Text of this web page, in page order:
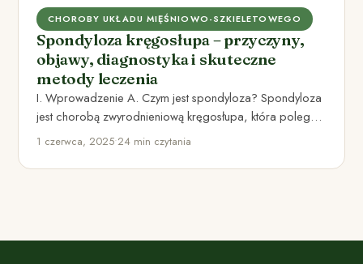
CHOROBY UKŁADU MIĘŚNIOWO-SZKIELETOWEGO
Spondyloza kręgosłupa – przyczyny,
objawy, diagnostyka i skuteczne
metody leczenia
I. Wprowadzenie A. Czym jest spondyloza? Spondyloza
jest chorobą zwyrodnieniową kręgosłupa, która polega
na stopniowym degeneracyjnym uszkodzeniu krążków…
1 czerwca, 2025•24 min czytania